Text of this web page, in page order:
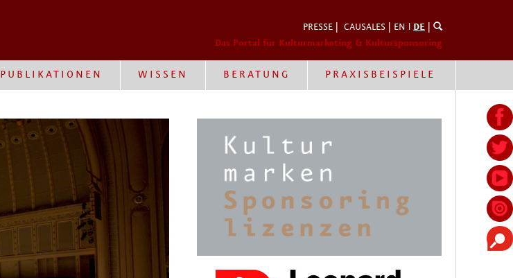
PRESSE CAUSALES EN DE
Das Portal für Kulturmarketing & Kultursponsoring
PUBLIKATIONEN WISSEN BERATUNG PRAXISBEISPIELE